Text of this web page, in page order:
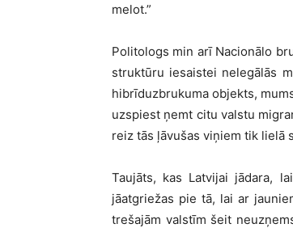
melot.”
Politologs min arī Nacionālo
struktūru iesaistei nelegālās
hibrīduzbrukuma objekts,
uzspiest ņemt citu valstu
reiz tās ļāvušas viņiem tik lielā
Taujāts, kas Latvijai jādara,
jāatgriežas pie tā, lai ar
trešajām valstīm šeit